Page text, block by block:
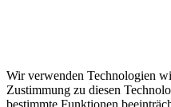
Wir verwenden Technologien
Zustimmung zu diesen
bestimmte Funktionen